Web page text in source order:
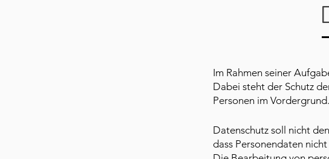
Im Rahmen seiner
Dabei steht der Schutz
Personen im Vordergrund.
Datenschutz soll nicht
dass Personendaten